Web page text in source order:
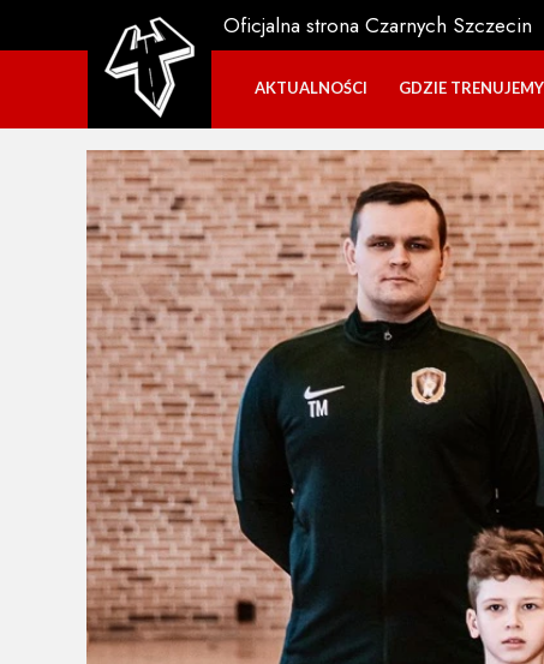
Oficjalna strona Czarnych Szczecin
AKTUALNOŚCI GDZIE TRENUJEMY